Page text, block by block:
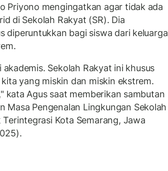
Priyono mengingatkan agar tidak ada
di Sekolah Rakyat (SR). Dia
diperuntukkan bagi siswa dari keluarga
Sekolah Rakyat ini khusus
yang miskin dan miskin ekstrem.
kata Agus saat memberikan sambutan
Masa Pengenalan Lingkungan Sekolah
Terintegrasi Kota Semarang, Jawa